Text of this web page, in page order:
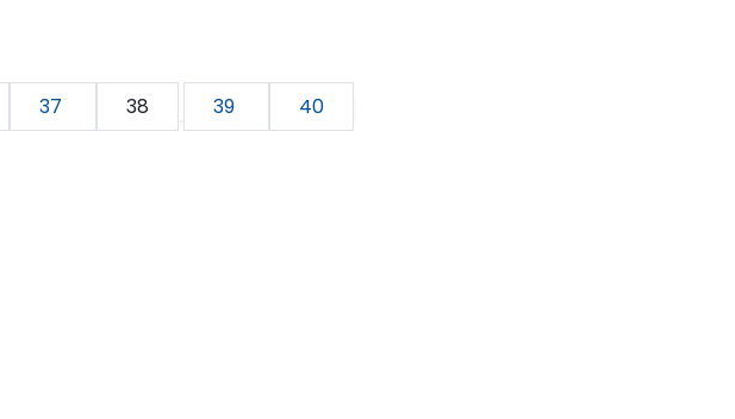
37 38 39 40